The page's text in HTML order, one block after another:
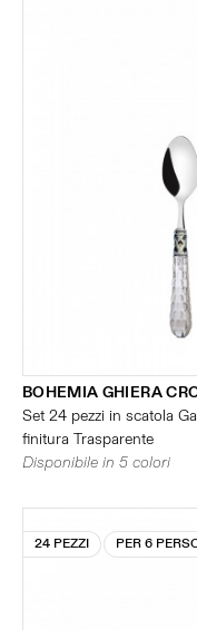
BOHEMIA GHIERA
Set 24 pezzi in scatola
finitura Trasparente
Disponibile in 5 colori
24 PEZZI PER 6